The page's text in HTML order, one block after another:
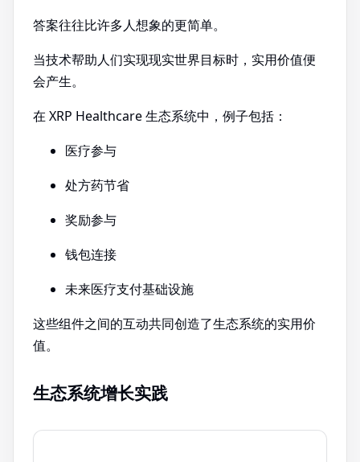
答案往往比许多人想象的更简单。
当技术帮助人们实现现实世界目标时，实用价值便
会产生。
在 XRP Healthcare 生态系统中，例子包括：
医疗参与
处方药节省
奖励参与
钱包连接
未来医疗支付基础设施
这些组件之间的互动共同创造了生态系统的实用价
值。
生态系统增长实践